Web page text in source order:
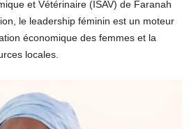
et Vétérinaire (ISAV) de Faranah
le leadership féminin est un moteur
économique des femmes et la
locales.